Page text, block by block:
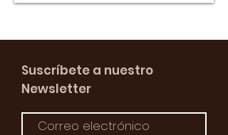
Suscríbete a nuestro
Newsletter